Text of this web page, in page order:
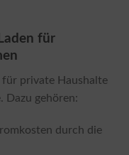
für
private Haushalte
Dazu gehören:
durch die